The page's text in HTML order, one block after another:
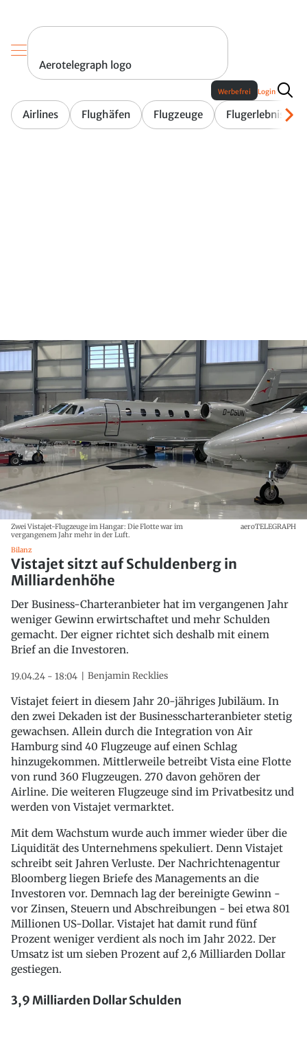
Aerotelegraph logo
Airlines Flughäfen Flugzeuge Flugerlebnis
Werbefrei Login
Zwei Vistajet-Flugzeuge im Hangar: Die Flotte war im
vergangenem Jahr mehr in der Luft.
aeroTELEGRAPH
Bilanz
Vistajet sitzt auf Schuldenberg in
Milliardenhöhe
Der Business-Charteranbieter hat im vergangenen Jahr
weniger Gewinn erwirtschaftet und mehr Schulden
gemacht. Der eigner richtet sich deshalb mit einem
Brief an die Investoren.
19.04.24 - 18:04 Benjamin Recklies
Vistajet feiert in diesem Jahr 20-jähriges Jubiläum. In
den zwei Dekaden ist der Businesscharteranbieter stetig
gewachsen. Allein durch die Integration von Air
Hamburg sind 40 Flugzeuge auf einen Schlag
hinzugekommen. Mittlerweile betreibt Vista eine Flotte
von rund 360 Flugzeugen. 270 davon gehören der
Airline. Die weiteren Flugzeuge sind im Privatbesitz und
werden von Vistajet vermarktet.
Mit dem Wachstum wurde auch immer wieder über die
Liquidität des Unternehmens spekuliert. Denn Vistajet
schreibt seit Jahren Verluste. Der Nachrichtenagentur
Bloomberg liegen Briefe des Managements an die
Investoren vor. Demnach lag der bereinigte Gewinn -
vor Zinsen, Steuern und Abschreibungen - bei etwa 801
Millionen US-Dollar. Vistajet hat damit rund fünf
Prozent weniger verdient als noch im Jahr 2022. Der
Umsatz ist um sieben Prozent auf 2,6 Milliarden Dollar
gestiegen.
3,9 Milliarden Dollar Schulden